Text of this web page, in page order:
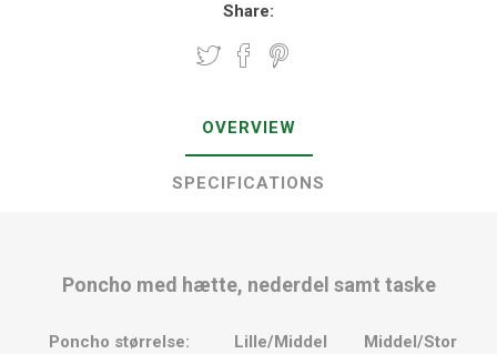
Share:
OVERVIEW
SPECIFICATIONS
Poncho med hætte, nederdel samt taske
Poncho størrelse: Lille/Middel
Middel/Stor